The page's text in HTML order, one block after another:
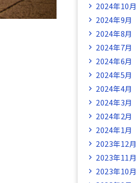
2024年10月
2024年9月
2024年8月
2024年7月
2024年6月
2024年5月
2024年4月
2024年3月
2024年2月
2024年1月
2023年12月
2023年11月
2023年10月